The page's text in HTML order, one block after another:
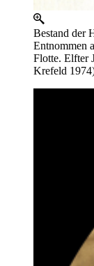
Bestand der
Entnommen
Flotte. Elfter
Krefeld